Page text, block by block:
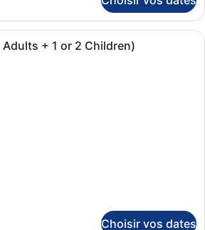
Une chambre d’hôtel avec un
+ 1 or 2 Children)
Choisir vos dates